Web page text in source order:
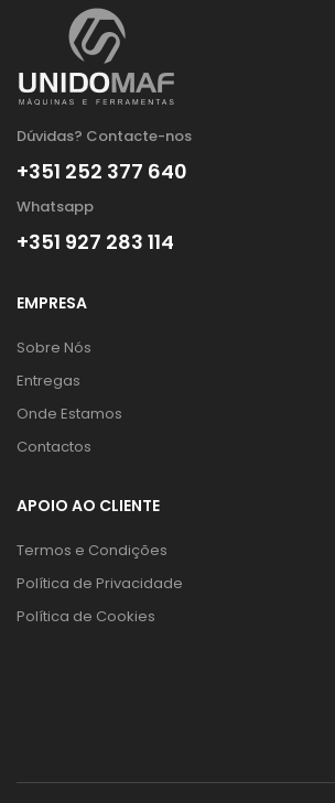
Dúvidas? Contacte-nos
+351 252 377 640
Whatsapp
+351 927 283 114
EMPRESA
Sobre Nós
Entregas
Onde Estamos
Contactos
APOIO AO CLIENTE
Termos e Condições
Política de Privacidade
Política de Cookies